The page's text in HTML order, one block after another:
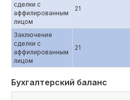
сделки с
аффилированным
лицом
21
Заключение
сделки с
аффилированным
лицом
21
Бухгалтерский баланс